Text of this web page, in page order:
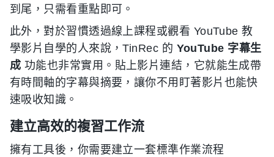
到尾，只需看重點即可。
此外，對於習慣透過線上課程或觀看 YouTube 教
學影片自學的人來說，TinRec 的 YouTube 字幕生
成 功能也非常實用。貼上影片連結，它就能生成帶
有時間軸的字幕與摘要，讓你不用盯著影片也能快
速吸收知識。
建立高效的複習工作流
擁有工具後，你需要建立一套標準作業流程